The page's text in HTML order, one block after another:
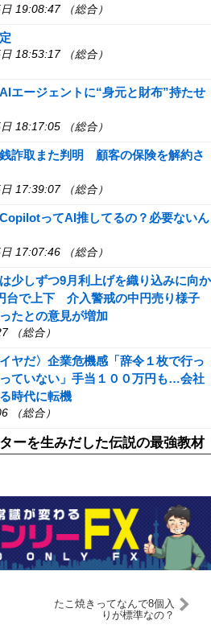
19:08:47 （総合）
18:53:17 （総合）
エージェントに“身元と財布”持たせ
18:17:05 （総合）
銭詐取また判明 顧客の保険を解約さ
17:39:07 （総合）
ってAI推してるの？必要ないん
17:07:46 （総合）
少しずつ9月利上げを織り込みに向か
台で上下 介入警戒の中円売り様子
たとの意見が増加
（総合）
ヤだ〉企業危機感「辞令１枚で行っ
ていない」手当１００万円も…会社
時代に転機
（総合）
ーを生みだした伝説の最強教材
たこ焼きってなんで8個入
りが標準なの？